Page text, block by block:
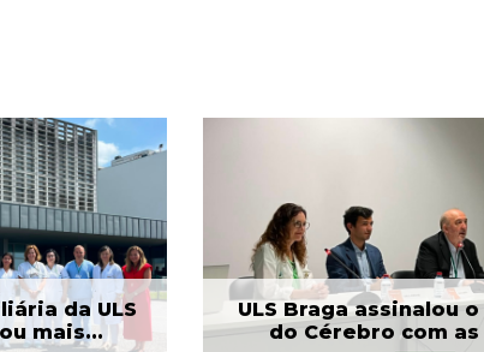
da ULS
mais...
ULS Braga assinalou o
do Cérebro com as
o Dia
com